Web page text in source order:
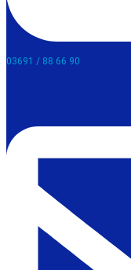
03691 / 88 66 90​